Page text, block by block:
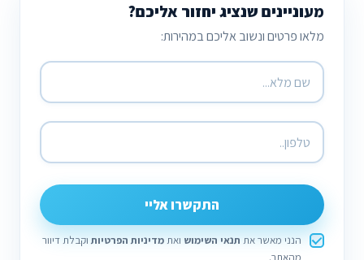
מעוניינים שנציג יחזור אליכם?
מלאו פרטים ונשוב אליכם במהירות:
התקשרו אליי
הנני מאשר את תנאי השימוש ואתמדיניות הפרטיות וקבלת דיוור
מהאתר.